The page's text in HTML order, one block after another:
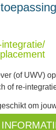
integratie/
(of UWV)
of re-
om
te